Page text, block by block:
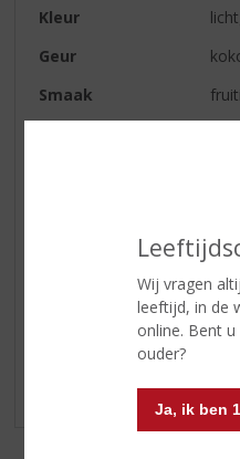
Wij vragen
leeftijd, in de
online. Bent
ouder?
Ja, ik ben
Kleur
Geur
Smaak
Reviews
Schrijf een review
Er zijn nog geen reviews